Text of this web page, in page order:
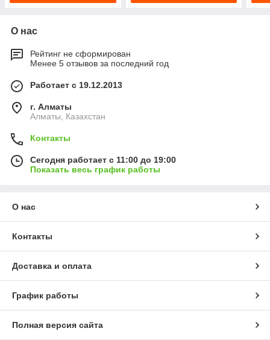
О нас
Рейтинг не сформирован
Менее 5 отзывов за последний год
Работает с 19.12.2013
г. Алматы
Алматы, Казахстан
Контакты
Сегодня работает с 11:00 до 19:00
Показать весь график работы
О нас
Контакты
Доставка и оплата
График работы
Полная версия сайта